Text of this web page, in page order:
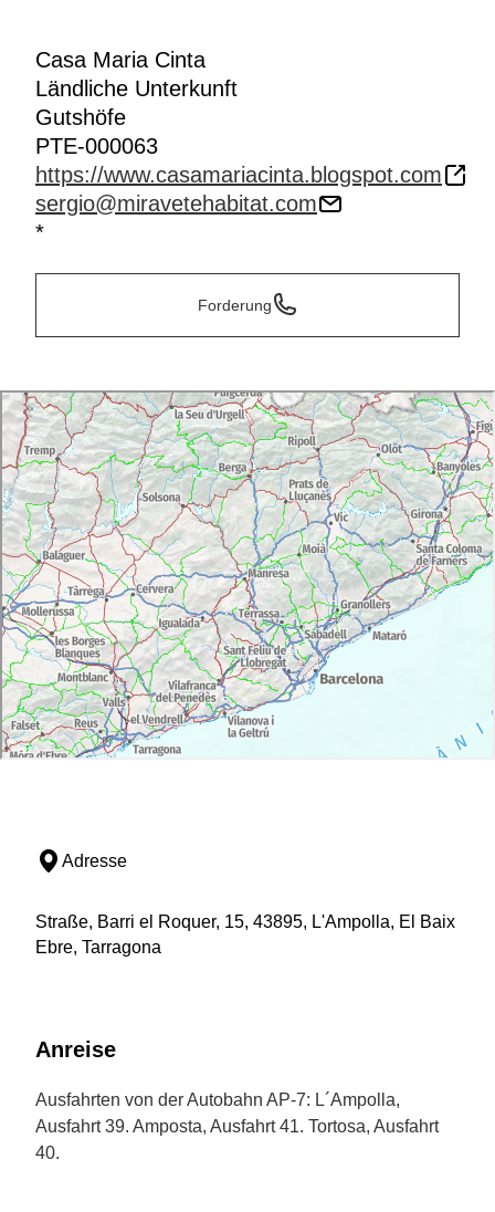
Casa Maria Cinta
Ländliche Unterkunft
Gutshöfe
PTE-000063
https://www.casamariacinta.blogspot.com
sergio@miravetehabitat.com
*
Forderung
Adresse
Straße, Barri el Roquer, 15, 43895, L'Ampolla, El Baix
Ebre, Tarragona
Anreise
Ausfahrten von der Autobahn AP-7: L´Ampolla,
Ausfahrt 39. Amposta, Ausfahrt 41. Tortosa, Ausfahrt
40.